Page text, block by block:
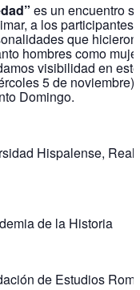
es un encuentro
a los participantes
que
hombres como
visibilidad en
5 de
Domingo.
Hispalense, Real
de la Historia
de Estudios